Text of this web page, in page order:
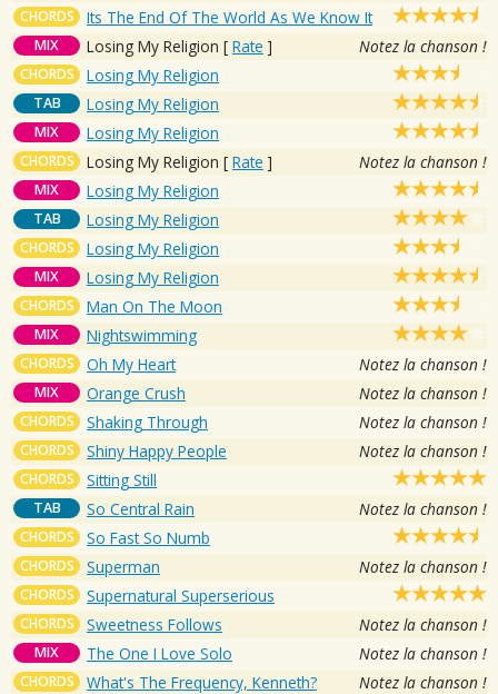
CHORDS Its The End Of The World As We Know It
MIX Losing My Religion [ Rate ] Notez la chanson !
CHORDS Losing My Religion
TAB Losing My Religion
MIX Losing My Religion
CHORDS Losing My Religion [ Rate ] Notez la chanson !
MIX Losing My Religion
TAB Losing My Religion
CHORDS Losing My Religion
MIX Losing My Religion
CHORDS Man On The Moon
MIX Nightswimming
CHORDS Oh My Heart Notez la chanson !
MIX Orange Crush Notez la chanson !
CHORDS Shaking Through Notez la chanson !
CHORDS Shiny Happy People Notez la chanson !
CHORDS Sitting Still
TAB So Central Rain Notez la chanson !
CHORDS So Fast So Numb
CHORDS Superman Notez la chanson !
CHORDS Supernatural Superserious
CHORDS Sweetness Follows Notez la chanson !
MIX The One I Love Solo Notez la chanson !
CHORDS What's The Frequency, Kenneth? Notez la chanson !